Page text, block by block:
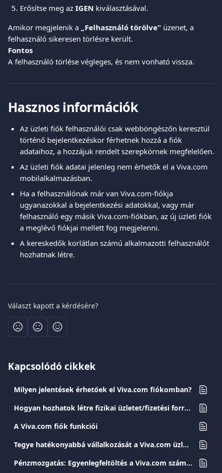
Erősítse meg az IGEN kiválasztásával.
Amikor megjelenik a „Felhasználó törölve” üzenet, a
felhasználó sikeresen törlésre került.
Fontos
A felhasználó törlése végleges, és nem vonható vissza.
Hasznos információk
Az üzleti fiók felhasználói csak webböngészőn keresztül
történő bejelentkezéskor férhetnek hozzá a fiók
adataihoz, a hozzájuk rendelt szerepkörnek megfelelően.
Az üzleti fiók adatai jelenleg nem érhetők el a Viva.com
mobilalkalmazásban.
Ha a felhasználónak már van Viva.com-fiókja
ugyanazokkal a bejelentkezési adatokkal, vagy már
felhasználó egy másik Viva.com-fiókban, az új üzleti fiók
a meglévő fiókjai mellett fog megjelenni.
A kereskedők korlátlan számú alkalmazotti felhasználót
hozhatnak létre.
Választ kapott a kérdésére?
Kapcsolódó cikkek
Milyen jelentések érhetőek el Viva.com fiókomban?
Hogyan hozhatok létre fizikai üzletet/fizetési forrást?
A Viva.com fiók funkciói
Tegye hatékonyabbá vállalkozását a Viva.com üzleti kártyáival
Pénzmozgatás: Egyenlegfeltöltés a Viva.com számládra